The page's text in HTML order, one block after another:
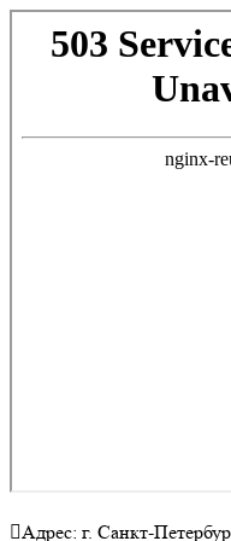
Адрес: г. Санкт-